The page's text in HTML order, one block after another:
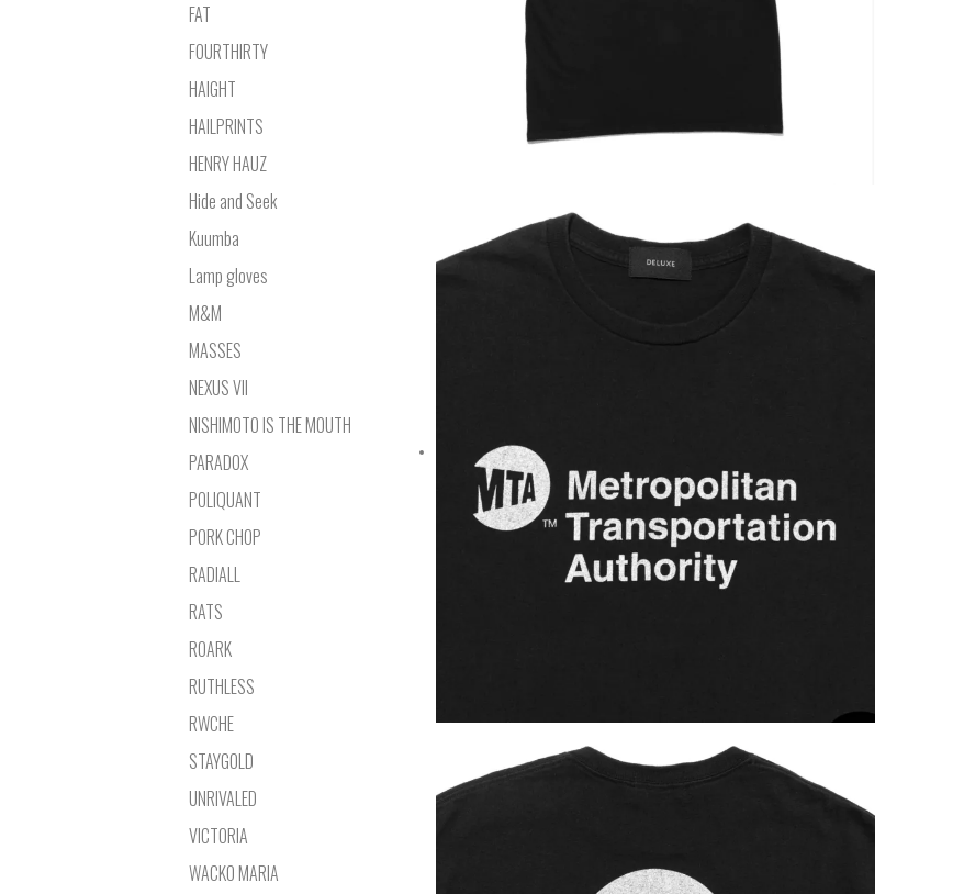
FAT
FOURTHIRTY
HAIGHT
HAILPRINTS
HENRY HAUZ
Hide and Seek
Kuumba
Lamp gloves
M&M
MASSES
NEXUS VII
NISHIMOTO IS THE MOUTH
PARADOX
POLIQUANT
PORK CHOP
RADIALL
RATS
ROARK
RUTHLESS
RWCHE
STAYGOLD
UNRIVALED
VICTORIA
WACKO MARIA